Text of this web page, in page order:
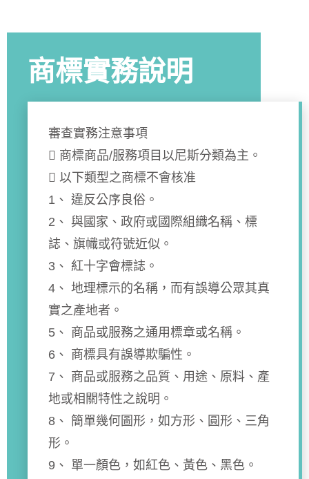
商標實務說明
審查實務注意事項
 商標商品/服務項目以尼斯分類為主。
 以下類型之商標不會核准
1、 違反公序良俗。
2、 與國家、政府或國際組織名稱、標
誌、旗幟或符號近似。
3、 紅十字會標誌。
4、 地理標示的名稱，而有誤導公眾其真
實之產地者。
5、 商品或服務之通用標章或名稱。
6、 商標具有誤導欺騙性。
7、 商品或服務之品質、用途、原料、產
地或相關特性之說明。
8、 簡單幾何圖形，如方形、圓形、三角
形。
9、 單一顏色，如紅色、黃色、黑色。